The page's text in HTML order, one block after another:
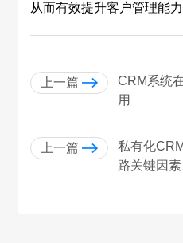
从而有效提升客户管理能
上一篇
CRM系统
用
上一篇
私有化
路关键因素